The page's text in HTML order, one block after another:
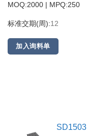
MOQ:2000 | MPQ:250
标准交期(周):12
加入询料单
SD1503